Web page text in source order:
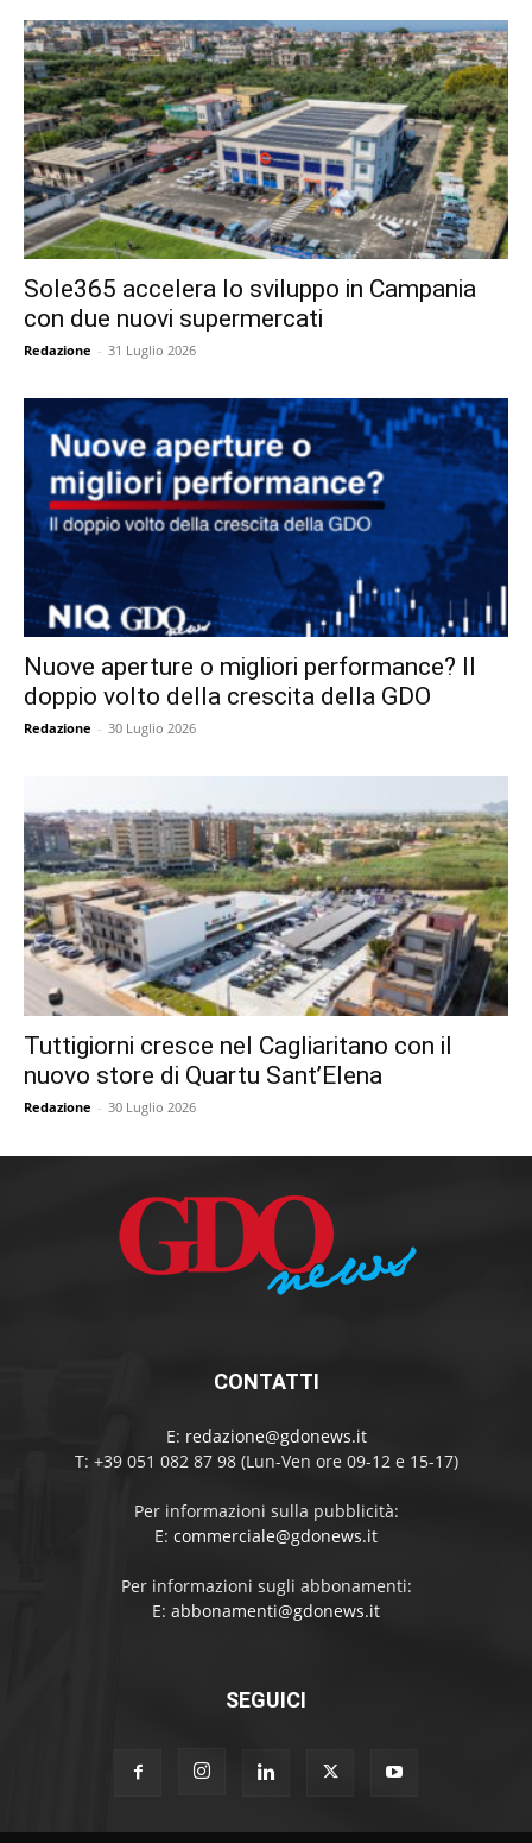
Sole365 accelera lo sviluppo in Campania
con due nuovi supermercati
Redazione - 31 Luglio 2026
Nuove aperture o migliori performance? Il
doppio volto della crescita della GDO
Redazione - 30 Luglio 2026
Tuttigiorni cresce nel Cagliaritano con il
nuovo store di Quartu Sant’Elena
Redazione - 30 Luglio 2026
CONTATTI
E: redazione@gdonews.it
T: +39 051 082 87 98 (Lun-Ven ore 09-12 e 15-17)
Per informazioni sulla pubblicità:
E: commerciale@gdonews.it
Per informazioni sugli abbonamenti:
E: abbonamenti@gdonews.it
SEGUICI